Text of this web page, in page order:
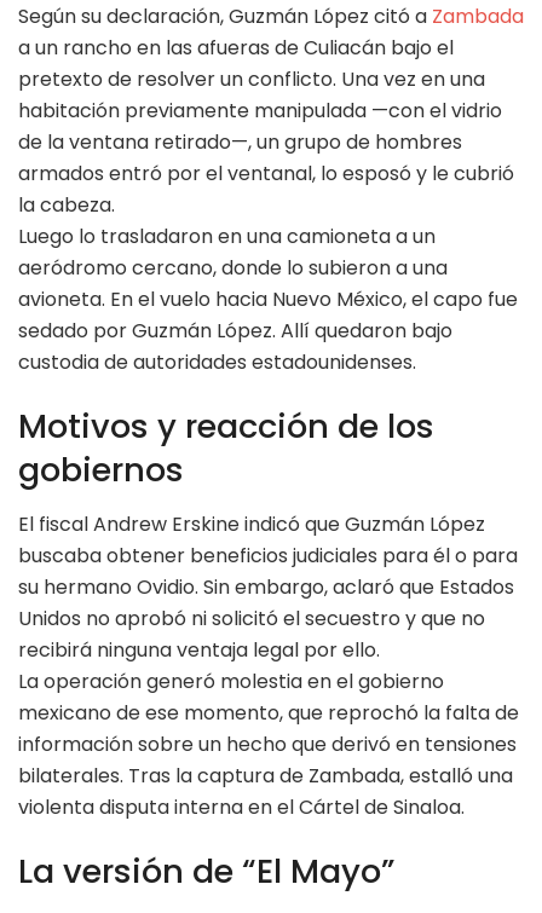
Según su declaración, Guzmán López citó a Zambada
a un rancho en las afueras de Culiacán bajo el
pretexto de resolver un conflicto. Una vez en una
habitación previamente manipulada —con el vidrio
de la ventana retirado—, un grupo de hombres
armados entró por el ventanal, lo esposó y le cubrió
la cabeza.
Luego lo trasladaron en una camioneta a un
aeródromo cercano, donde lo subieron a una
avioneta. En el vuelo hacia Nuevo México, el capo fue
sedado por Guzmán López. Allí quedaron bajo
custodia de autoridades estadounidenses.
Motivos y reacción de los
gobiernos
El fiscal Andrew Erskine indicó que Guzmán López
buscaba obtener beneficios judiciales para él o para
su hermano Ovidio. Sin embargo, aclaró que Estados
Unidos no aprobó ni solicitó el secuestro y que no
recibirá ninguna ventaja legal por ello.
La operación generó molestia en el gobierno
mexicano de ese momento, que reprochó la falta de
información sobre un hecho que derivó en tensiones
bilaterales. Tras la captura de Zambada, estalló una
violenta disputa interna en el Cártel de Sinaloa.
La versión de “El Mayo”